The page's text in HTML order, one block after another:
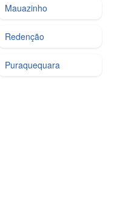
Mauazinho
Redenção
Puraquequara